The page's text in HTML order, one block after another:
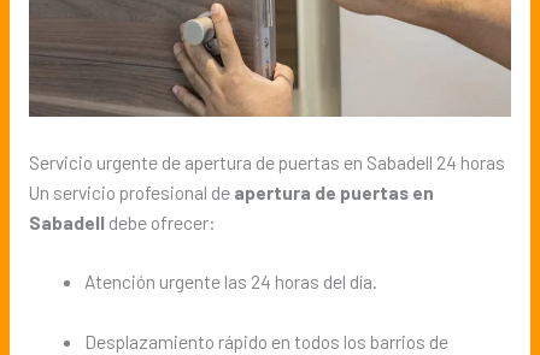
Servicio urgente de apertura de puertas en Sabadell 24 horas
Un servicio profesional de apertura de puertas en
Sabadelldebe ofrecer:
Atención urgente las 24 horas del día.
Desplazamiento rápido en todos los barrios de